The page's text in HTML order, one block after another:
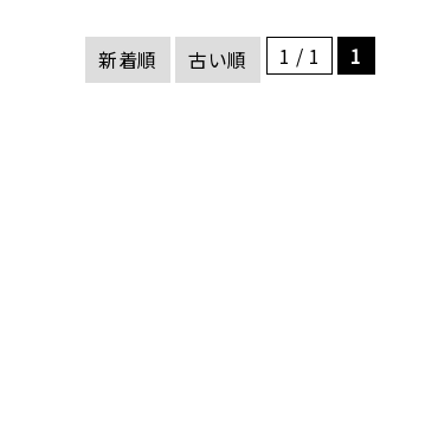
新着順 古い順 1 / 1 1